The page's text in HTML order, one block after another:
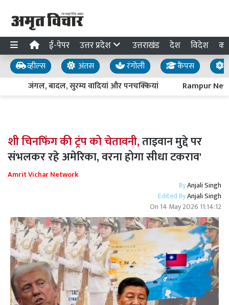
ई-पेपर उत्तर प्रदेश उत्तराखंड देश विदेश
व्हील्स अंतस रंगोली कैंपस
जंगल, बादल, सुरम्य वादियां और पनचक्कियां
Rampur
शी चिनफिंग की ट्रंप को चेतावनी,ताइवान मुद्दे पर
संभलकर रहे अमेरिका, वरना होगा सीधा टकराव'
Amrit Vichar Network
ByAnjali Singh
Edited ByAnjali Singh
On 14 May 2026 11:14:12